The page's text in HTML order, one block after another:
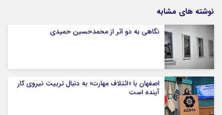
نوشته های مشابه
نگاهی به دو اثر از محمدحسین حمیدی
اصفهان با «ائتلاف مهارت» به دنبال تربیت نیروی کار
آینده است